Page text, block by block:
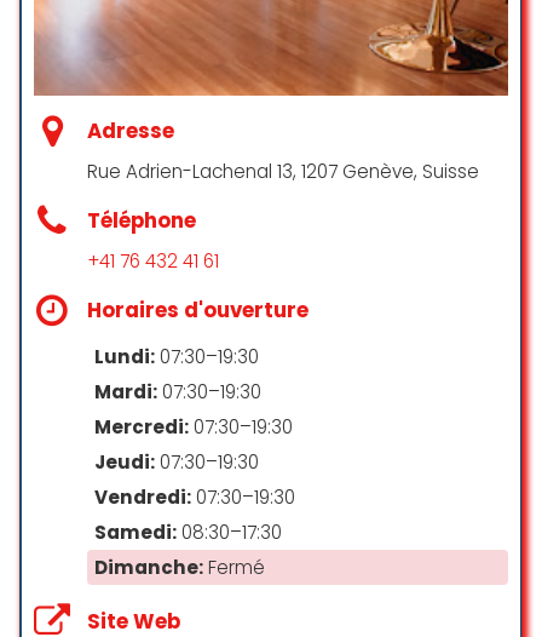
Alyson Boudot
☆ 5/5
professionalisme (gommage,
massage) comme décrits sur le
bon, avec produits de qualité. Un
grand moment de détente.
Marie-Antoinette GERARD
un gommage avec un massage
apaisée, avec un sentiment de
légèreté. Je recommande
chaudement!
Un excellent moment passé avec
les mains de fée de Hana ! Je
Adresse
Rue Adrien-Lachenal 13, 1207 Genève, Suisse
Téléphone
+41 76 432 41 61
Horaires d'ouverture
Lundi: 07:30–19:30
Mardi: 07:30–19:30
Mercredi: 07:30–19:30
Jeudi: 07:30–19:30
Vendredi: 07:30–19:30
Samedi: 08:30–17:30
Dimanche:Fermé
Site Web